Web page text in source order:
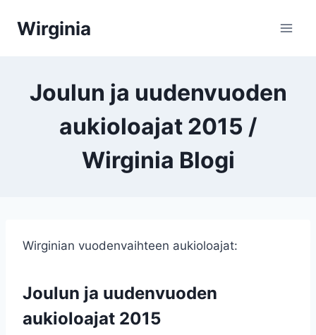
sisältöön
Wirginia
Joulun ja uudenvuoden
aukioloajat 2015 /
Wirginia Blogi
Wirginian vuodenvaihteen aukioloajat:
Joulun ja uudenvuoden
aukioloajat 2015